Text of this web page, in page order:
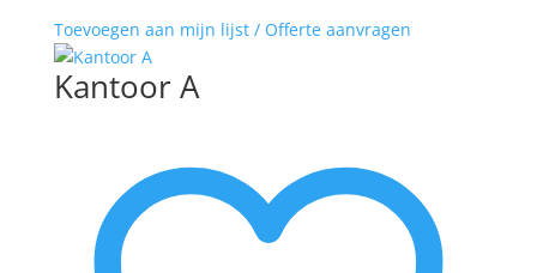
Toevoegen aan mijn lijst / Offerte aanvragen
Kantoor A